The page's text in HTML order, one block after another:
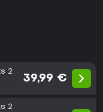
2
39,99 €
2